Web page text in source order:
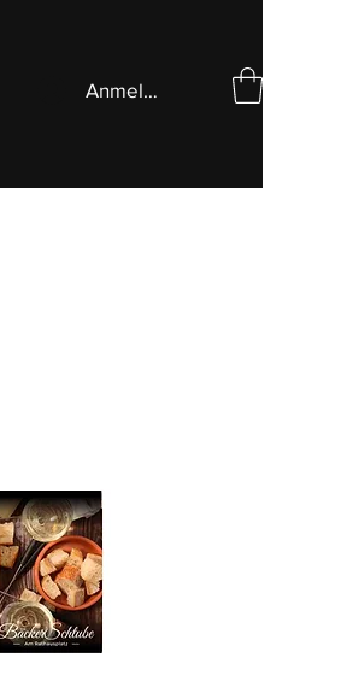
Anmelden